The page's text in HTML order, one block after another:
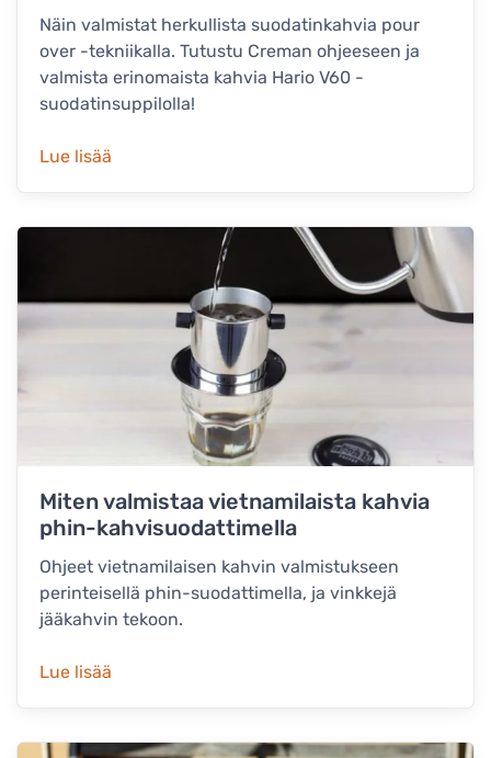
Näin valmistat herkullista suodatinkahvia pour
over -tekniikalla. Tutustu Creman ohjeeseen ja
valmista erinomaista kahvia Hario V60 -
suodatinsuppilolla!
Lue lisää
Miten valmistaa vietnamilaista kahvia
phin-kahvisuodattimella
Ohjeet vietnamilaisen kahvin valmistukseen
perinteisellä phin-suodattimella, ja vinkkejä
jääkahvin tekoon.
Lue lisää